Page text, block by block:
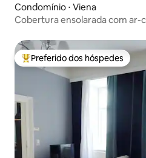
Condomínio ⋅ Viena
Cobertura ensolarada com ar-
Entre os melhores preferidos
Preferido dos hóspedes